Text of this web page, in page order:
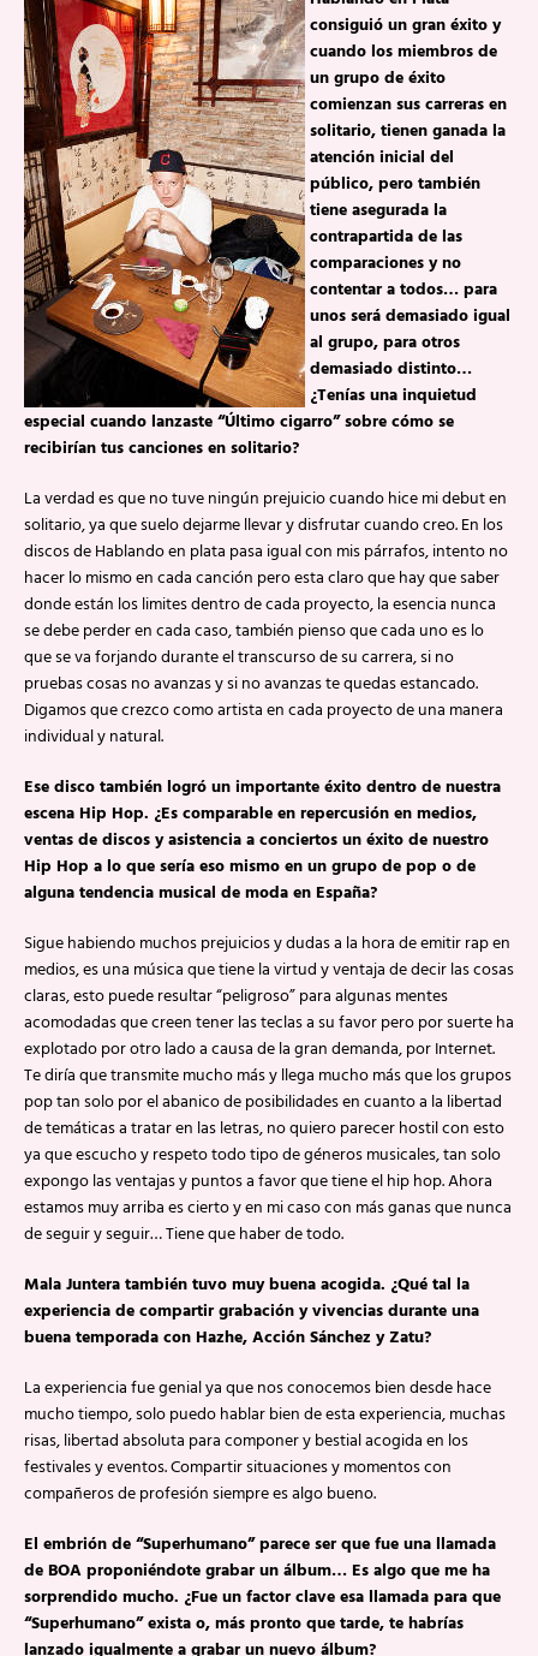
consiguió un gran éxito y
cuando los miembros de
un grupo de éxito
comienzan sus carreras en
solitario, tienen ganada la
atención inicial del
público, pero también
tiene asegurada la
contrapartida de las
comparaciones y no
contentar a todos… para
unos será demasiado igual
al grupo, para otros
demasiado distinto…
¿Tenías una inquietud
especial cuando lanzaste “Último cigarro” sobre cómo se
recibirían tus canciones en solitario?
La verdad es que no tuve ningún prejuicio cuando hice mi debut en
solitario, ya que suelo dejarme llevar y disfrutar cuando creo. En los
discos de Hablando en plata pasa igual con mis párrafos, intento no
hacer lo mismo en cada canción pero esta claro que hay que saber
donde están los limites dentro de cada proyecto, la esencia nunca
se debe perder en cada caso, también pienso que cada uno es lo
que se va forjando durante el transcurso de su carrera, si no
pruebas cosas no avanzas y si no avanzas te quedas estancado.
Digamos que crezco como artista en cada proyecto de una manera
individual y natural.
Ese disco también logró un importante éxito dentro de nuestra
escena Hip Hop. ¿Es comparable en repercusión en medios,
ventas de discos y asistencia a conciertos un éxito de nuestro
Hip Hop a lo que sería eso mismo en un grupo de pop o de
alguna tendencia musical de moda en España?
Sigue habiendo muchos prejuicios y dudas a la hora de emitir rap en
medios, es una música que tiene la virtud y ventaja de decir las cosas
claras, esto puede resultar “peligroso” para algunas mentes
acomodadas que creen tener las teclas a su favor pero por suerte ha
explotado por otro lado a causa de la gran demanda, por Internet.
Te diría que transmite mucho más y llega mucho más que los grupos
pop tan solo por el abanico de posibilidades en cuanto a la libertad
de temáticas a tratar en las letras, no quiero parecer hostil con esto
ya que escucho y respeto todo tipo de géneros musicales, tan solo
expongo las ventajas y puntos a favor que tiene el hip hop. Ahora
estamos muy arriba es cierto y en mi caso con más ganas que nunca
de seguir y seguir… Tiene que haber de todo.
Mala Juntera también tuvo muy buena acogida. ¿Qué tal la
experiencia de compartir grabación y vivencias durante una
buena temporada con Hazhe, Acción Sánchez y Zatu?
La experiencia fue genial ya que nos conocemos bien desde hace
mucho tiempo, solo puedo hablar bien de esta experiencia, muchas
risas, libertad absoluta para componer y bestial acogida en los
festivales y eventos. Compartir situaciones y momentos con
compañeros de profesión siempre es algo bueno.
El embrión de “Superhumano” parece ser que fue una llamada
de BOA proponiéndote grabar un álbum… Es algo que me ha
sorprendido mucho. ¿Fue un factor clave esa llamada para que
“Superhumano” exista o, más pronto que tarde, te habrías